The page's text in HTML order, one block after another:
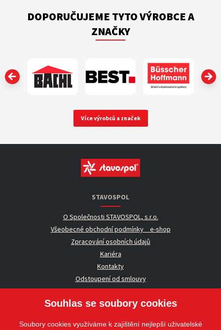
DOPORUČUJEME TYTO VÝROBCE A
ZNAČKY
‹
Více výrobců a značek
STAVOSPOL
O Společnosti STAVOSPOL, s.r.o.
Všeobecné obchodní podmínky _ e-shop
Zpracování osobních údajů
Kariéra
Kontakty
Odstoupení od smlouvy
UŽITEČNÉ INFORMACE
Nezávazná poptávka
Souhlas se soubory cookies
Soubory cookies využíváme k zajištění nejlepší uživatelské